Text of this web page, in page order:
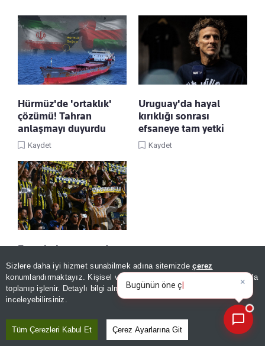
Sizlere daha iyi hizmet sunabilmek adına sitemizdeçerez
konumlandırmaktayız. Kişisel verileriniz, KVKK ve GDPR kapsamında
toplanıp işlenir. Detaylı bilgi almak içinAydınlatma Metnimizi
inceleyebilirsiniz.
Tüm Çerezleri Kabul Et Çerez Ayarlarına Git
Hürmüz'de 'ortaklık'
çözümü! Tahran
anlaşmayı duyurdu
Kaydet
Uruguay'da hayal
kırıklığı sonrası
efsaneye tam yetki
Kaydet
Fenerbahçe maçında
karaborsa operasyonu!
Şüpheliler tutuklandı
Kaydet
×
Bugünün öne çıkan manşetleri
ve gelişmeleri neler?